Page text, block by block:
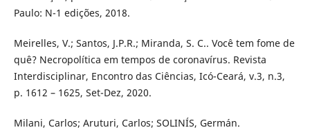
Paulo: N-1 edições, 2018.
Meirelles, V.; Santos, J.P.R.; Miranda, S. C.. Você tem fome de
quê? Necropolítica em tempos de coronavírus. Revista
Interdisciplinar, Encontro das Ciências, Icó-Ceará, v.3, n.3,
p. 1612 – 1625, Set-Dez, 2020.
Milani, Carlos; Aruturi, Carlos; SOLINÍS, Germán.